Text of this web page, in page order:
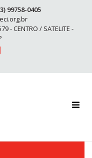
99758-0405
- CENTRO / SATELITE -